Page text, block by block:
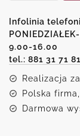
ścianę
do
pokoju
dziecka
z
piwoniami
Infolinia
9.00-16.00
tel.: 881 31 71 81
Realizacja
Polska
Darmowa